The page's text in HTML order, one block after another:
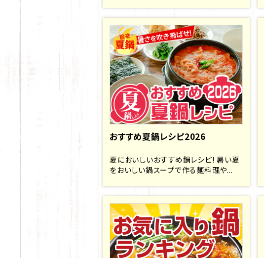
おすすめ夏鍋レシピ2026
夏においしいおすすめ鍋レシピ! 暑い夏
をおいしい鍋スープで作る麺料理や...